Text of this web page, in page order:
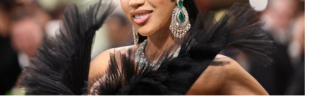
Untermenü
Untermenü
Untermenü